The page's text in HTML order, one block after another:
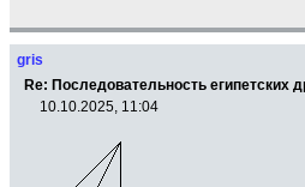
gris
Re: Последовательность египетских
10.10.2025, 11:04